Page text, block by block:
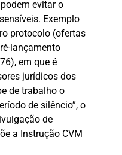
evitar o
Exemplo
protocolo (ofertas
lançamento
em que é
jurídicos dos
de trabalho o
de silêncio”, o
de
a Instrução CVM